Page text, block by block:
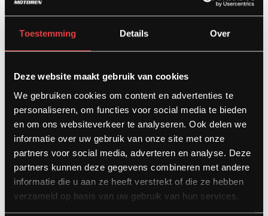
Toestemming Details Over
Deze website maakt gebruik van cookies
We gebruiken cookies om content en advertenties te
personaliseren, om functies voor social media te bieden
en om ons websiteverkeer te analyseren. Ook delen we
informatie over uw gebruik van onze site met onze
partners voor social media, adverteren en analyse. Deze
partners kunnen deze gegevens combineren met andere
informatie die u aan ze heeft verstrekt of die ze hebben
verzameld op basis van uw gebruik van hun services.
Whatsapp
Diensten
Afspraak showroom
Afspraak werkplaats